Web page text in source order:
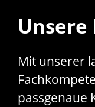
Mit unserer
passgenaue